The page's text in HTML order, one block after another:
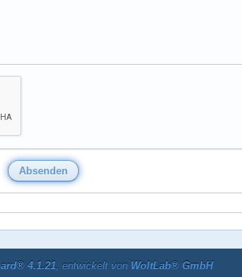
4.1.21, entwickelt von WoltLab® GmbH